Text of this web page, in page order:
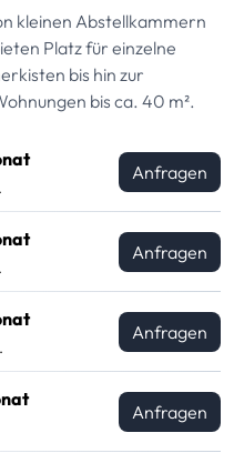
kleinen Abstellkammern
Platz für einzelne
bis hin zur
bis ca. 40 m².
Anfragen
Anfragen
Anfragen
Anfragen